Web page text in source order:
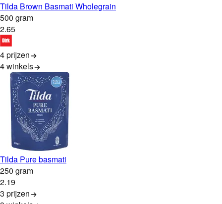
Tilda Brown Basmati Wholegrain
500 gram
2.65
4 prijzen
4winkels
Tilda Pure basmati
250 gram
2.19
3 prijzen